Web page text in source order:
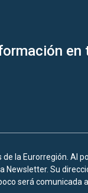
de la Eurorregión. Al
Newsletter. Su
será comunicada